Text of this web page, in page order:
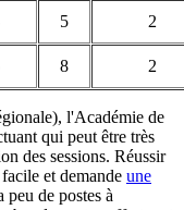
5
2
8 2
l'Académie de
qui peut être très
des sessions. Réussir
et demande une
de postes à